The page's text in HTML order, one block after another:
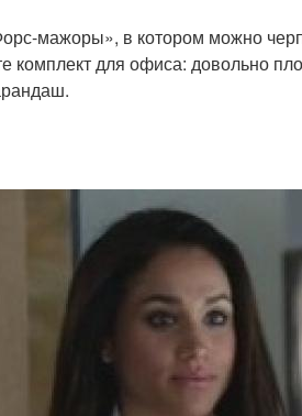
мажоры», в котором можно
комплект для офиса: довольно